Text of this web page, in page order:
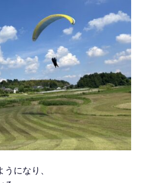
になり、